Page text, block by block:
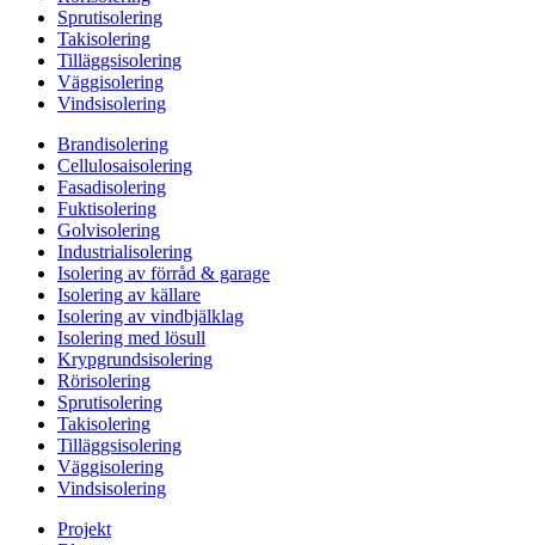
Sprutisolering
Takisolering
Tilläggsisolering
Väggisolering
Vindsisolering
Brandisolering
Cellulosaisolering
Fasadisolering
Fuktisolering
Golvisolering
Industrialisolering
Isolering av förråd & garage
Isolering av källare
Isolering av vindbjälklag
Isolering med lösull
Krypgrundsisolering
Rörisolering
Sprutisolering
Takisolering
Tilläggsisolering
Väggisolering
Vindsisolering
Projekt